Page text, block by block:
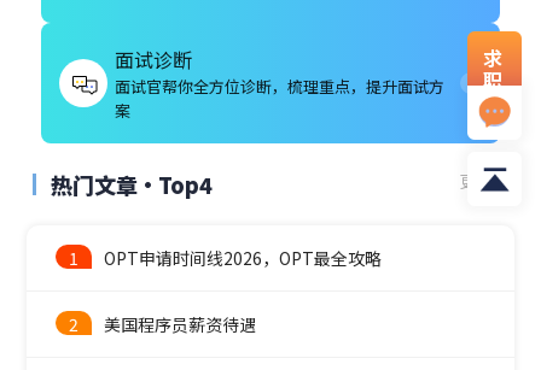
面试诊断
面试官帮你全方位诊断，梳理重点，提升面试方
案
热门文章·Top4 更多
1 OPT申请时间线2026，OPT最全攻略
2 美国程序员薪资待遇
求
职
资
料